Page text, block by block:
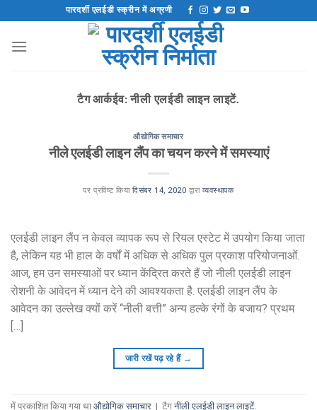
छोड़कर
सामग्री
पारदर्शी एलईडी स्क्रीन में अग्रणी
टैग आर्कईव:नीली एलईडी लाइन लाइटें.
औद्योगिक समाचार
नीले एलईडी लाइन लैंप का चयन करने में समस्याएं
पर प्रविष्ट कियादिसंबर 14, 2020 द्वारा व्यवस्थापक
एलईडी लाइन लैंप न केवल व्यापक रूप से रियल एस्टेट में उपयोग किया जाता
है, लेकिन यह भी हाल के वर्षों में अधिक से अधिक पुल प्रकाश परियोजनाओं.
आज, हम उन समस्याओं पर ध्यान केंद्रित करते हैं जो नीली एलईडी लाइन
रोशनी के आवेदन में ध्यान देने की आवश्यकता है. एलईडी लाइन लैंप के
आवेदन का उल्लेख क्यों करें “नीली बत्ती” अन्य हल्के रंगों के बजाय? प्रथम
[…]
जारी रखें पढ़ रहे हैं →
में प्रकाशित किया गया था औद्योगिक समाचार | टैगनीली एलईडी लाइन लाइटें.